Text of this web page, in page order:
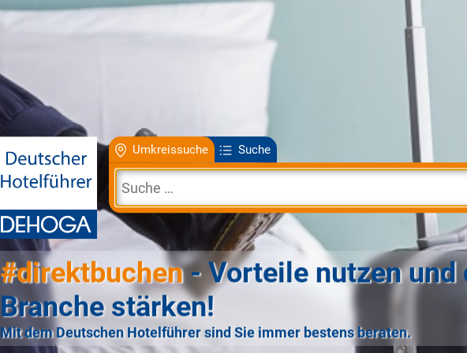
Umkreissuche Suche
#direktbuchen- Vorteile nutzen und
Branche stärken!
Mit dem Deutschen Hotelführer sind Sie immer bestens beraten.